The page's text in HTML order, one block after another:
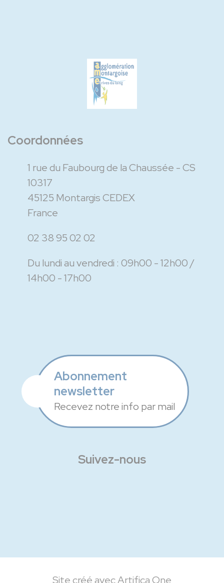
Coordonnées
1 rue du Faubourg de la Chaussée - CS
10317
45125 Montargis CEDEX
France
02 38 95 02 02
Du lundi au vendredi : 09h00 - 12h00
14h00 - 17h00
Abonnement
newsletter
Recevez notre info par mail
Suivez-nous
Site créé avec Artifica One